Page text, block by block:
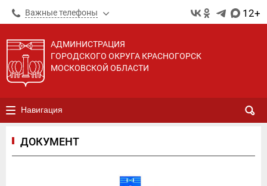
Важные телефоны 12+
АДМИНИСТРАЦИЯ
ГОРОДСКОГО ОКРУГА КРАСНОГОРСК
МОСКОВСКОЙ ОБЛАСТИ
Навигация
ДОКУМЕНТ